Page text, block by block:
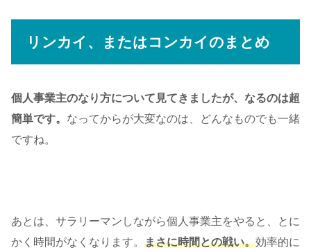
リンカイ、またはコンカイのまとめ
個人事業主のなり方について見てきましたが、なるのは超
簡単です。 なってからが大変なのは、どんなものでも一緒
ですね。
あとは、サラリーマンしながら個人事業主をやると、とに
かく時間がなくなります。 まさに時間との戦い。効率的に